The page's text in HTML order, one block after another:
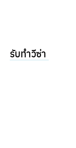
รับทำวีซ่า